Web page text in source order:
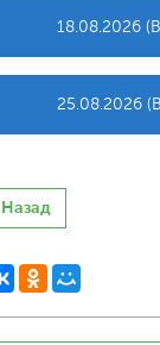
18.08.2026
25.08.2026
Назад